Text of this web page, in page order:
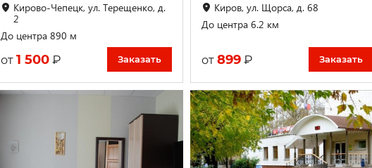
Кирово-Чепецк, ул. Терещенко, д.
2
До центра 890 м
от 1 500 ₽ Заказать
Киров, ул. Щорса, д. 68
До центра 6.2 км
от899 ₽ Заказать